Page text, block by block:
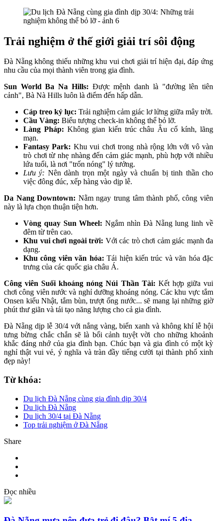
Trải nghiệm ở thế giới giải trí sôi động
Đà Nẵng không thiếu những khu vui chơi giải trí hiện đại, đáp ứng
nhu cầu của mọi thành viên trong gia đình.
Sun World Ba Na Hills: Được mệnh danh là "đường lên tiên
cảnh", Bà Nà Hills luôn là điểm đến hấp dẫn.
Cáp treo kỷ lục: Trải nghiệm cảm giác lơ lửng giữa mây trời.
Cầu Vàng: Biểu tượng check-in không thể bỏ lỡ.
Làng Pháp: Không gian kiến trúc châu Âu cổ kính, lãng
mạn.
Fantasy Park: Khu vui chơi trong nhà rộng lớn với vô vàn
trò chơi từ nhẹ nhàng đến cảm giác mạnh, phù hợp với nhiều
lứa tuổi, là nơi "trốn nóng" lý tưởng.
Lưu ý: Nên dành trọn một ngày và chuẩn bị tinh thần cho
việc đông đúc, xếp hàng vào dịp lễ.
Da Nang Downtown: Nằm ngay trung tâm thành phố, công viên
này là lựa chọn thuận tiện hơn.
Vòng quay Sun Wheel: Ngắm nhìn Đà Nẵng lung linh về
đêm từ trên cao.
Khu vui chơi ngoài trời: Với các trò chơi cảm giác mạnh đa
dạng.
Khu công viên văn hóa: Tái hiện kiến trúc và văn hóa đặc
trưng của các quốc gia châu Á.
Công viên Suối khoáng nóng Núi Thần Tài: Kết hợp giữa vui
chơi công viên nước và nghỉ dưỡng khoáng nóng. Các khu vực tắm
Onsen kiểu Nhật, tắm bùn, trượt ống nước... sẽ mang lại những giờ
phút thư giãn và tái tạo năng lượng cho cả gia đình.
Đà Nẵng dịp lễ 30/4 với nắng vàng, biển xanh và không khí lễ hội
tưng bừng chắc chắn sẽ là bối cảnh tuyệt vời cho những khoảnh
khắc đáng nhớ của gia đình bạn. Chúc bạn và gia đình có một kỳ
nghỉ thật vui vẻ, ý nghĩa và tràn đầy tiếng cười tại thành phố xinh
đẹp này!
Từ khóa:
Du lịch Đà Nẵng cùng gia đình dịp 30/4
Du lịch Đà Nẵng
Du lịch 30/4 tại Đà Nẵng
Top trải nghiệm ở Đà Nẵng
Share
Đọc nhiều